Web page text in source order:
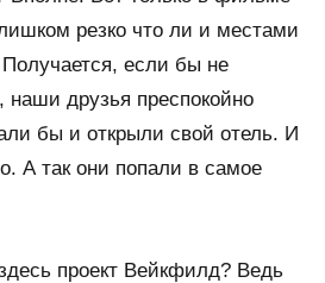
резко что ли и местами
если бы не
друзья преспокойно
бы и открыли свой отель. И
А так они попали в самое
проект Вейкфилд? Ведь